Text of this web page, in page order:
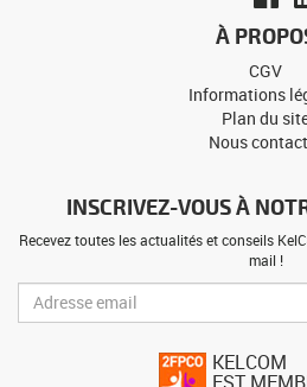
À
CGV
Informations
Plan du
Nous
INSCRIVEZ-VOUS À
Recevez toutes les actualités et conseils
mail !
KELCOM
EST